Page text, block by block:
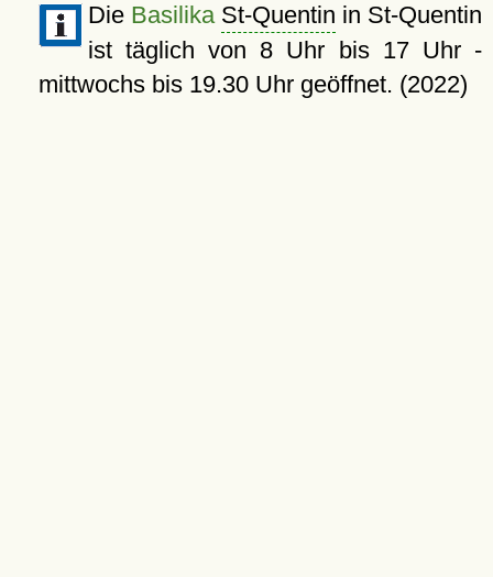
Die Basilika St-Quentin in St-Quentin
ist täglich von 8 Uhr bis 17 Uhr -
mittwochs bis 19.30 Uhr geöffnet. (2022)